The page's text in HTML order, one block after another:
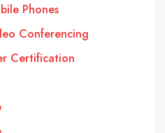
Phones
Conferencing
Certification